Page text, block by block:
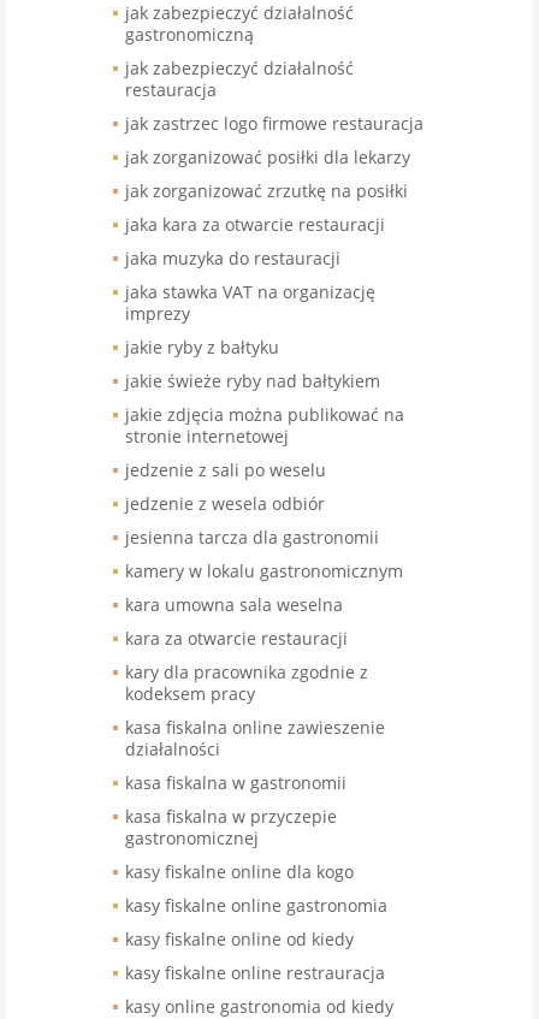
jak zabezpieczyć działalność
gastronomiczną
jak zabezpieczyć działalność
restauracja
jak zastrzec logo firmowe restauracja
jak zorganizować posiłki dla lekarzy
jak zorganizować zrzutkę na posiłki
jaka kara za otwarcie restauracji
jaka muzyka do restauracji
jaka stawka VAT na organizację
imprezy
jakie ryby z bałtyku
jakie świeże ryby nad bałtykiem
jakie zdjęcia można publikować na
stronie internetowej
jedzenie z sali po weselu
jedzenie z wesela odbiór
jesienna tarcza dla gastronomii
kamery w lokalu gastronomicznym
kara umowna sala weselna
kara za otwarcie restauracji
kary dla pracownika zgodnie z
kodeksem pracy
kasa fiskalna online zawieszenie
działalności
kasa fiskalna w gastronomii
kasa fiskalna w przyczepie
gastronomicznej
kasy fiskalne online dla kogo
kasy fiskalne online gastronomia
kasy fiskalne online od kiedy
kasy fiskalne online restrauracja
kasy online gastronomia od kiedy